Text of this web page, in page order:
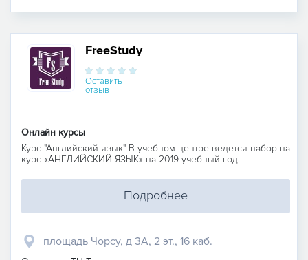
FreeStudy
Оставить
отзыв
Онлайн курсы
Курс "Английский язык" В учебном центре ведется набор на
курс «АНГЛИЙСКИЙ ЯЗЫК» на 2019 учебный год...
Подробнее
площадь Чорсу, д 3А, 2 эт., 16 каб.